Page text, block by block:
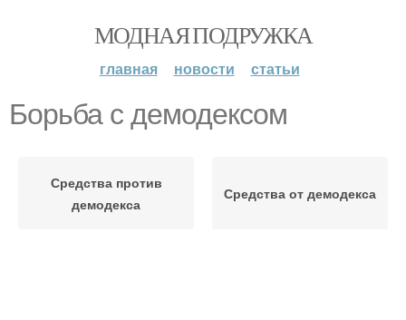
МОДНАЯ ПОДРУЖКА
главная новости статьи
Борьба с демодексом
Средства против
демодекса
Средства от демодекса